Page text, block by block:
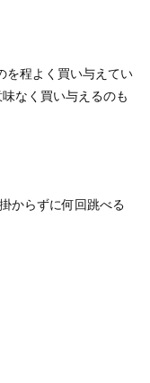
を程よく買い与えてい
なく買い与えるのも
からずに何回跳べる